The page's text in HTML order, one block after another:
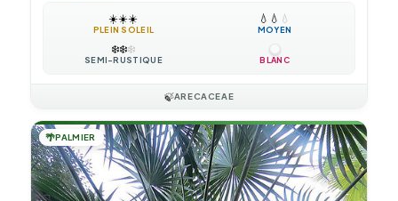
☀️☀️☀️
PLEIN SOLEIL
💧 💧 💧
MOYEN
❄️❄️❄️
SEMI-RUSTIQUE BLANC
🍃ARECACEAE
🌴PALMIER